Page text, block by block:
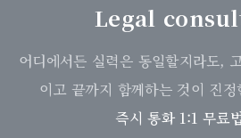
Legal
어디에서든 실력은 동일할지라도,
이고 끝까지 함께하는 것이 진
즉시 통화 1:1 무료